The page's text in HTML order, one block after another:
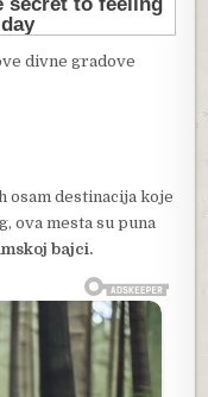
divne gradove
osam destinacija koje
ova mesta su puna
bajci.